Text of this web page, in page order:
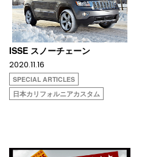
ISSE スノーチェーン
2020.11.16
SPECIAL ARTICLES
日本カリフォルニアカスタム